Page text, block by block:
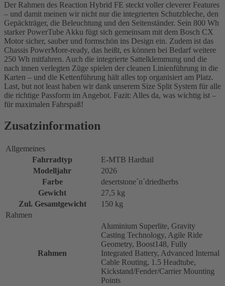
Der Rahmen des Reaction Hybrid FE steckt voller cleverer Features
– und damit meinen wir nicht nur die integrierten Schutzbleche, den
Gepäckträger, die Beleuchtung und den Seitenständer. Sein 800 Wh
starker PowerTube Akku fügt sich gemeinsam mit dem Bosch CX
Motor sicher, sauber und formschön ins Design ein. Zudem ist das
Chassis PowerMore-ready, das heißt, es können bei Bedarf weitere
250 Wh mitfahren. Auch die integrierte Sattelklemmung und die
nach innen verlegten Züge spielen der cleanen Linienführung in die
Karten – und die Kettenführung hält alles top organisiert am Platz.
Last, but not least haben wir dank unserem Size Split System für alle
die richtige Passform im Angebot. Fazit: Alles da, was wichtig ist –
für maximalen Fahrspaß!
Zusatzinformation
Allgemeines
Fahrradtyp
E-MTB Hardtail
Modelljahr
2026
Farbe
desertstone´n´driedherbs
Gewicht
27,5 kg
Zul. Gesamtgewicht
150 kg
Rahmen
Rahmen
Aluminium Superlite, Gravity
Casting Technology, Agile Ride
Geometry, Boost148, Fully
Integrated Battery, Advanced Internal
Cable Routing, 1.5 Headtube,
Kickstand/Fender/Carrier Mounting
Points